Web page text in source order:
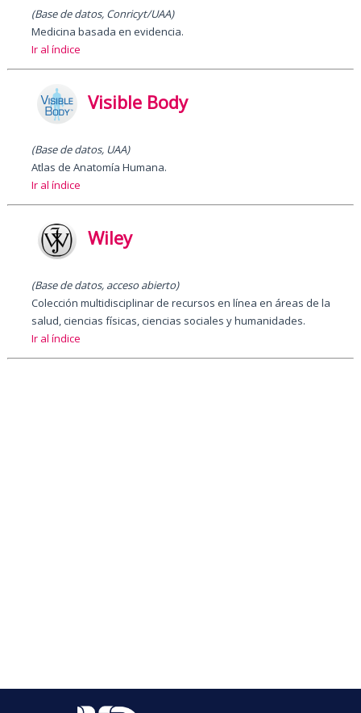
(Base de datos, Conricyt/UAA)
Medicina basada en evidencia.
Ir al índice
Visible Body
(Base de datos, UAA)
Atlas de Anatomía Humana.
Ir al índice
Wiley
(Base de datos, acceso abierto)
Colección multidisciplinar de recursos en línea en áreas de la
salud, ciencias físicas, ciencias sociales y humanidades.
Ir al índice